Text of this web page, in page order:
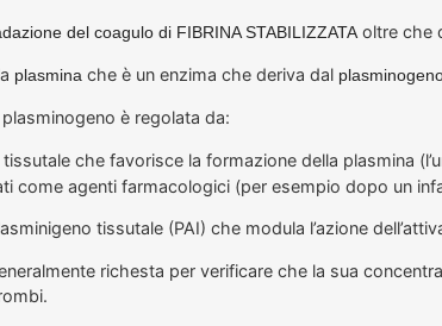
del coagulo di FIBRINA STABILIZZATA oltre che
plasmina che è un enzima che deriva dal
è regolata da:
che favorisce la formazione della plasmina
come agenti farmacologici (per esempio dopo un
tissutale (PAI) che modula l’azione
richesta per verificare che la sua